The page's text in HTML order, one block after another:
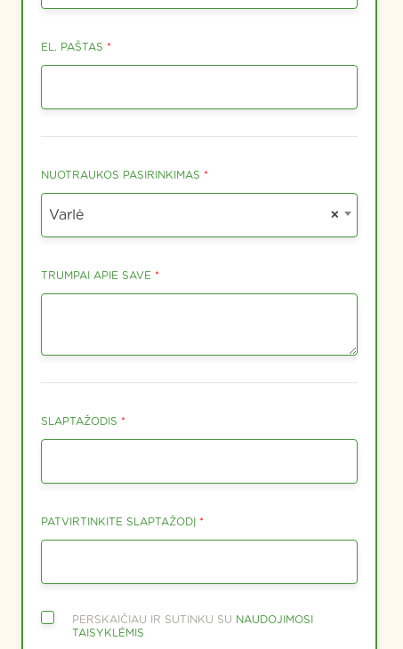
EL. PAŠTAS *EMAIL
NUOTRAUKOS PASIRINKIMAS *
×
Varlė
TRUMPAI APIE SAVE *
SLAPTAŽODIS *
PATVIRTINKITE SLAPTAŽODĮ *
PERSKAIČIAU IR SUTINKU SU NAUDOJIMOSI
TAISYKLĖMIS